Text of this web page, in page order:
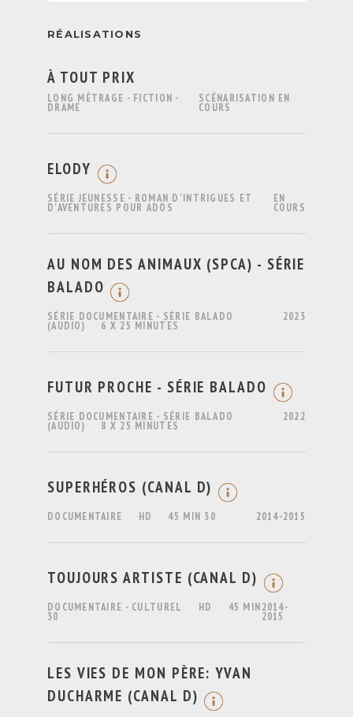
RÉALISATIONS
À TOUT PRIX
LONG MÉTRAGE - FICTION -
DRAME
SCÉNARISATION EN
COURS
ELODY
SÉRIE JEUNESSE - ROMAN D'INTRIGUES ET
D'AVENTURES POUR ADOS
EN
COURS
AU NOM DES ANIMAUX (SPCA) - SÉRIE
BALADO
SÉRIE DOCUMENTAIRE - SÉRIE BALADO
(AUDIO) 6 X 25 MINUTES
2023
FUTUR PROCHE - SÉRIE BALADO
SÉRIE DOCUMENTAIRE - SÉRIE BALADO
(AUDIO) 8 X 25 MINUTES
2022
SUPERHÉROS (CANAL D)
DOCUMENTAIRE HD 45 MIN 30 2014-2015
TOUJOURS ARTISTE (CANAL D)
DOCUMENTAIRE - CULTUREL HD 45 MIN
30
2014-
2015
LES VIES DE MON PÈRE: YVAN
DUCHARME (CANAL D)